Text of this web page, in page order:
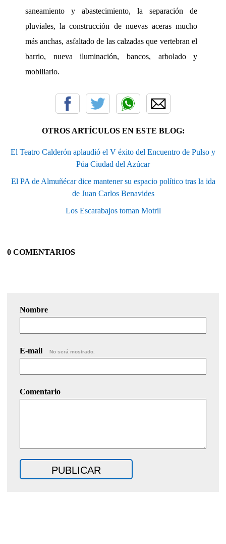
saneamiento y abastecimiento, la separación de
pluviales, la construcción de nuevas aceras mucho
más anchas, asfaltado de las calzadas que vertebran el
barrio, nueva iluminación, bancos, arbolado y
mobiliario.
OTROS ARTÍCULOS EN ESTE BLOG:
El Teatro Calderón aplaudió el V éxito del Encuentro de Pulso y
Púa Ciudad del Azúcar
El PA de Almuñécar dice mantener su espacio político tras la ida
de Juan Carlos Benavides
Los Escarabajos toman Motril
0 COMENTARIOS
Nombre
E-mail No será mostrado.
Comentario